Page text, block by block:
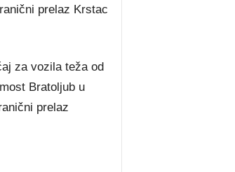
prelaz Krstac
za vozila teža od
Bratoljub u
prelaz